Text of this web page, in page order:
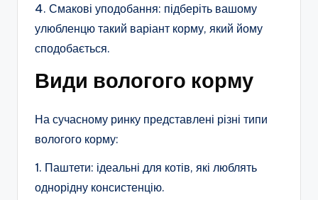
4. Смакові уподобання: підберіть вашому
улюбленцю такий варіант корму, який йому
сподобається.
Види вологого корму
На сучасному ринку представлені різні типи
вологого корму:
1. Паштети: ідеальні для котів, які люблять
однорідну консистенцію.